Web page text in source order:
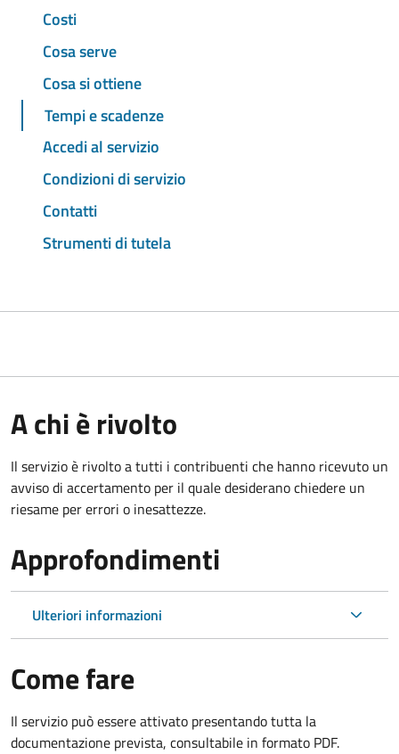
Costi
Cosa serve
Cosa si ottiene
Tempi e scadenze
Accedi al servizio
Condizioni di servizio
Contatti
Strumenti di tutela
A chi è rivolto
Il servizio è rivolto a tutti i contribuenti che hanno ricevuto un
avviso di accertamento per il quale desiderano chiedere un
riesame per errori o inesattezze.
Approfondimenti
Ulteriori informazioni
Come fare
Il servizio può essere attivato presentando tutta la
documentazione prevista, consultabile in formato PDF.